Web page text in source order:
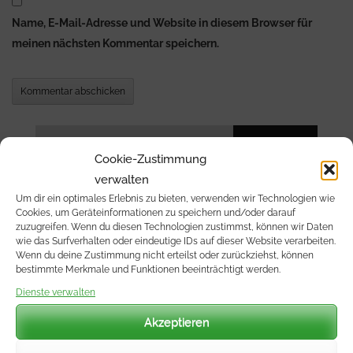
Cookie-Zustimmung
verwalten
Um dir ein optimales Erlebnis zu bieten, verwenden wir Technologien wie
Cookies, um Geräteinformationen zu speichern und/oder darauf
zuzugreifen. Wenn du diesen Technologien zustimmst, können wir Daten
wie das Surfverhalten oder eindeutige IDs auf dieser Website verarbeiten.
Wenn du deine Zustimmung nicht erteilst oder zurückziehst, können
bestimmte Merkmale und Funktionen beeinträchtigt werden.
Dienste verwalten
Akzeptieren
Name, E-Mail-Adresse und Website in diesem Browser für
meinen nächsten Kommentar speichern.
Suchen
Unsere letzten Beiträge:
Wetterwarte Ostalb
12. Mai 2026
Wetterstationen SIEMENS WETTER
5. Mai 2026
Wetterstation SCHWARZENBERG-OSWALDTAL